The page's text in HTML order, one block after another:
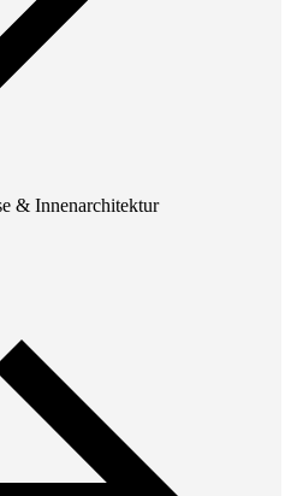
& Innenarchitektur